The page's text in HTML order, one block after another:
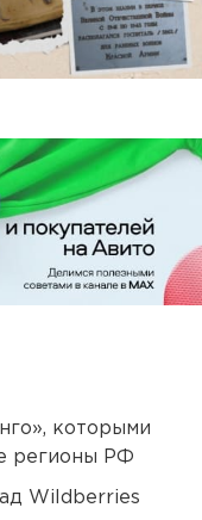
которыми
регионы РФ
Wildberries